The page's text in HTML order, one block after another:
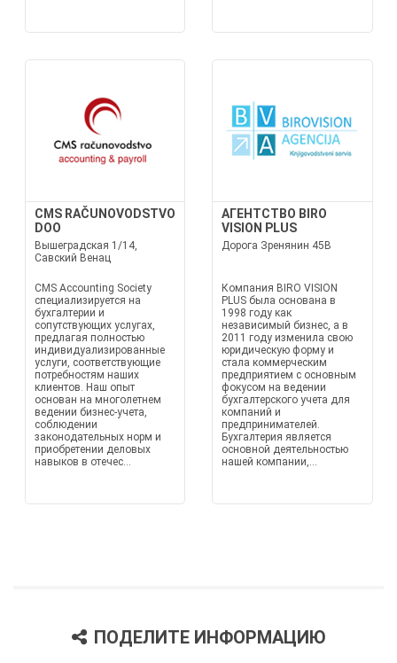
CMS RAČUNOVODSTVO
DOO
Вышеградская 1/14,
Савский Венац
CMS Accounting Society
специализируется на
бухгалтерии и
сопутствующих услугах,
предлагая полностью
индивидуализированные
услуги, соответствующие
потребностям наших
клиентов. Наш опыт
основан на многолетнем
ведении бизнес-учета,
соблюдении
законодательных норм и
приобретении деловых
навыков в отечес...
АГЕНТСТВО BIRO
VISION PLUS
Дорога Зренянин 45В
Компания BIRO VISION
PLUS была основана в
1998 году как
независимый бизнес, а в
2011 году изменила свою
юридическую форму и
стала коммерческим
предприятием с основным
фокусом на ведении
бухгалтерского учета для
компаний и
предпринимателей.
Бухгалтерия является
основной деятельностью
нашей компании,...
ПОДЕЛИТЕ ИНФОРМАЦИЮ